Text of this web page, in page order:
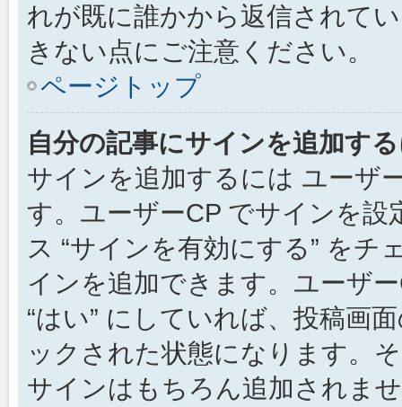
れが既に誰かから返信されて
きない点にご注意ください。
ページトップ
自分の記事にサインを追加す
サインを追加するには ユーザ
す。ユーザーCP でサインを
ス “サインを有効にする” を
インを追加できます。ユーザ
“はい” にしていれば、投稿画
ックされた状態になります。
サインはもちろん追加されま